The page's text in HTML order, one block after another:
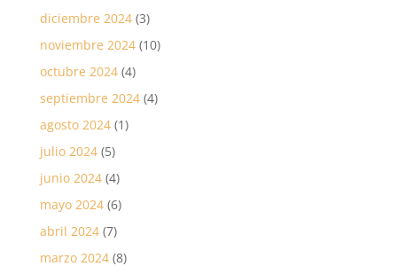
diciembre 2024(3)
noviembre 2024(10)
octubre 2024(4)
septiembre 2024(4)
agosto 2024(1)
julio 2024(5)
junio 2024(4)
mayo 2024(6)
abril 2024(7)
marzo 2024(8)